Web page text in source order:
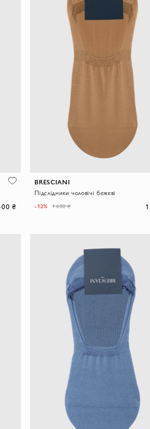
₴
BRESCIANI
Підслідники чоловічі бежеві
-12% 1 600 ₴